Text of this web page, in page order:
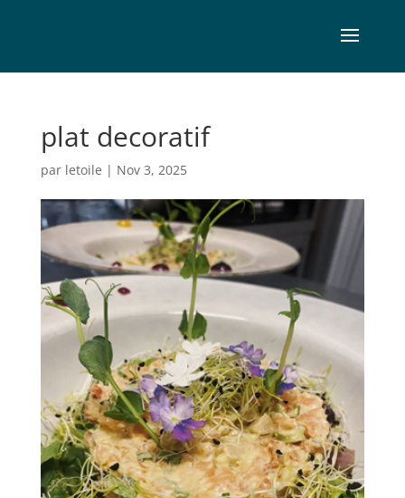
plat decoratif
par letoile | Nov 3, 2025